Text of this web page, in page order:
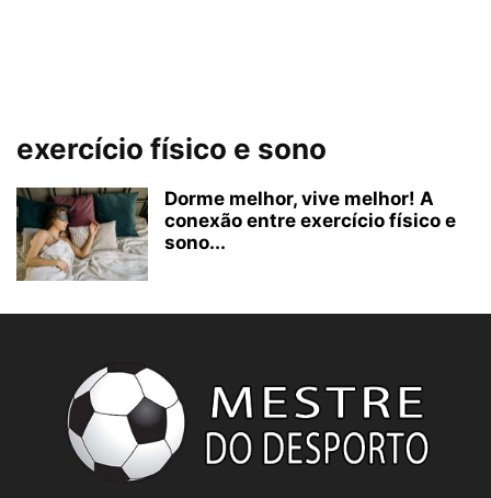
exercício físico e sono
Dorme melhor, vive melhor! A
conexão entre exercício físico e
sono...